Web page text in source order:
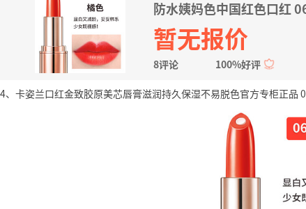
防水姨妈色中国红色口红
暂无报价
8评论 100%好评
4、卡姿兰口红金致胶原美芯唇膏滋润持久保湿不易脱色官方专柜正品